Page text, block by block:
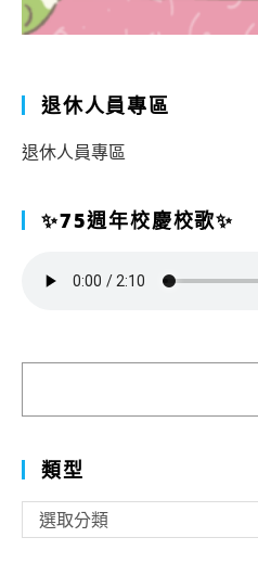
退休人員專區
退休人員專區
✨75週年校慶校歌✨
類型
型
選取分類